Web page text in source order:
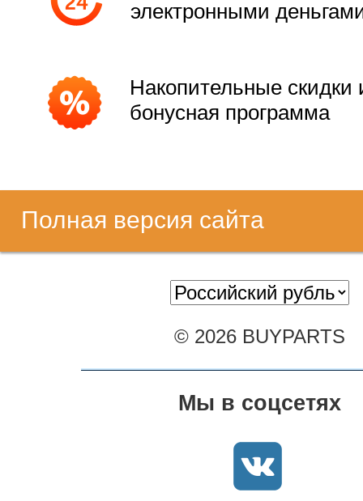
электронными
Накопительные скидки
бонусная программа
Полная версия сайта
© 2026 BUYPARTS
Мы в соцсетях